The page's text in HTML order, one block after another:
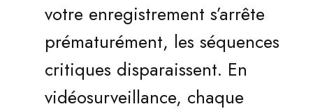
votre enregistrement s’arrête
prématurément, les séquences
critiques disparaissent. En
vidéosurveillance, chaque